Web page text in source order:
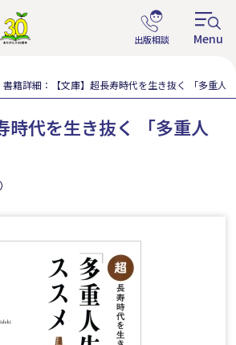
書籍詳細：【文庫】超長寿時代を生き抜く 「多重人
時代を生き抜く 「多重人